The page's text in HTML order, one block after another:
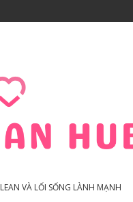
VÀ LỐI SỐNG LÀNH MẠNH